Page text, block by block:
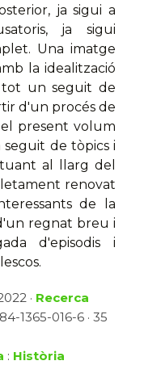
ja sigui a
ja sigui
Una imatge
la idealització
tot un seguit de
d'un procés de
present volum
de tòpics i
al llarg del
renovat
de la
regnat breu i
d'episodis i
· Recerca
1365-016-6 · 35
: Història